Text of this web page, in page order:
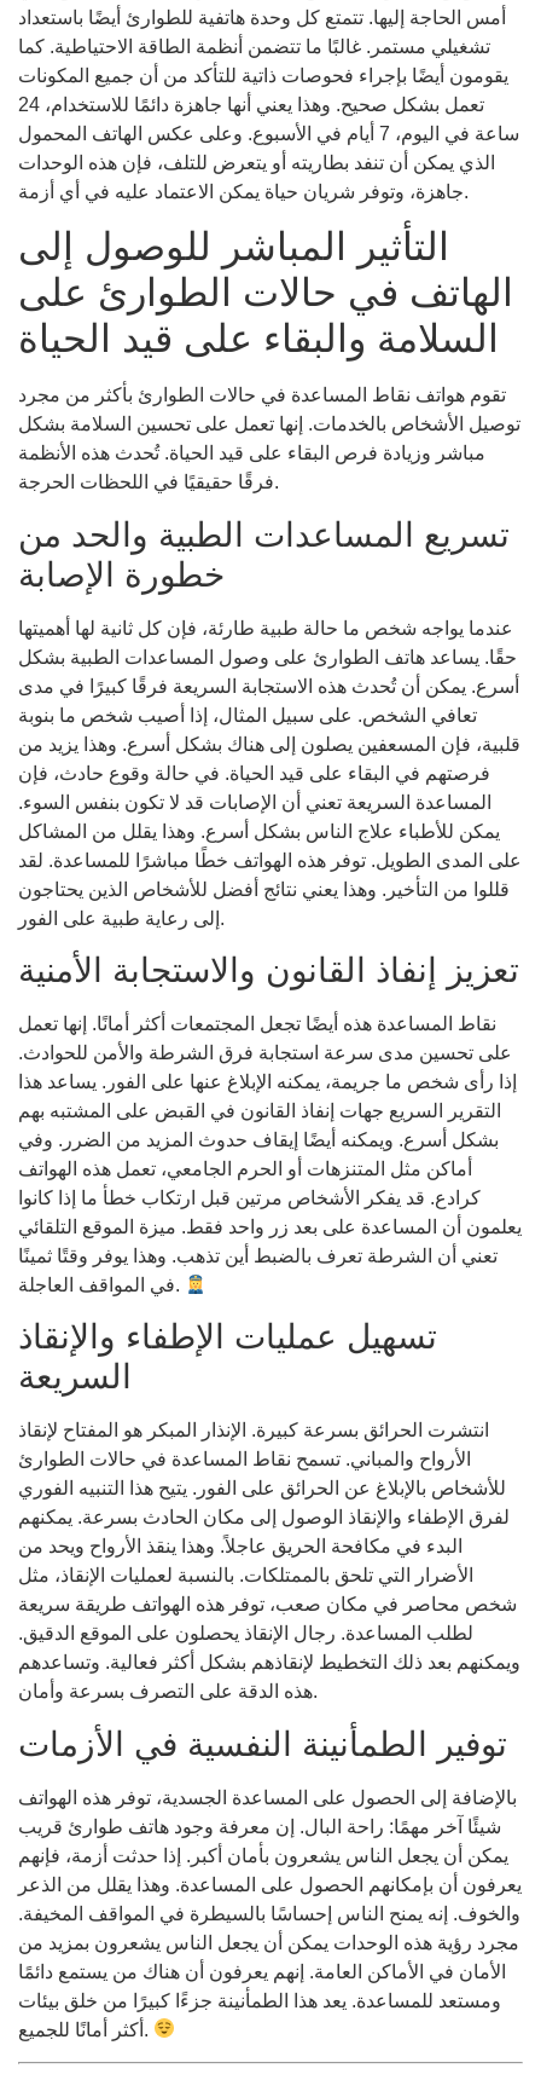
أمس الحاجة إليها. تتمتع كل وحدة هاتفية للطوارئ أيضًا باستعداد
تشغيلي مستمر. غالبًا ما تتضمن أنظمة الطاقة الاحتياطية. كما
يقومون أيضًا بإجراء فحوصات ذاتية للتأكد من أن جميع المكونات
تعمل بشكل صحيح. وهذا يعني أنها جاهزة دائمًا للاستخدام، 24
ساعة في اليوم، 7 أيام في الأسبوع. وعلى عكس الهاتف المحمول
الذي يمكن أن تنفد بطاريته أو يتعرض للتلف، فإن هذه الوحدات
جاهزة، وتوفر شريان حياة يمكن الاعتماد عليه في أي أزمة.
التأثير المباشر للوصول إلى
الهاتف في حالات الطوارئ على
السلامة والبقاء على قيد الحياة
تقوم هواتف نقاط المساعدة في حالات الطوارئ بأكثر من مجرد
توصيل الأشخاص بالخدمات. إنها تعمل على تحسين السلامة بشكل
مباشر وزيادة فرص البقاء على قيد الحياة. تُحدث هذه الأنظمة
فرقًا حقيقيًا في اللحظات الحرجة.
تسريع المساعدات الطبية والحد من
خطورة الإصابة
عندما يواجه شخص ما حالة طبية طارئة، فإن كل ثانية لها أهميتها
حقًا. يساعد هاتف الطوارئ على وصول المساعدات الطبية بشكل
أسرع. يمكن أن تُحدث هذه الاستجابة السريعة فرقًا كبيرًا في مدى
تعافي الشخص. على سبيل المثال، إذا أصيب شخص ما بنوبة
قلبية، فإن المسعفين يصلون إلى هناك بشكل أسرع. وهذا يزيد من
فرصتهم في البقاء على قيد الحياة. في حالة وقوع حادث، فإن
المساعدة السريعة تعني أن الإصابات قد لا تكون بنفس السوء.
يمكن للأطباء علاج الناس بشكل أسرع. وهذا يقلل من المشاكل
على المدى الطويل. توفر هذه الهواتف خطًا مباشرًا للمساعدة. لقد
قللوا من التأخير. وهذا يعني نتائج أفضل للأشخاص الذين يحتاجون
إلى رعاية طبية على الفور.
تعزيز إنفاذ القانون والاستجابة الأمنية
نقاط المساعدة هذه أيضًا تجعل المجتمعات أكثر أمانًا. إنها تعمل
على تحسين مدى سرعة استجابة فرق الشرطة والأمن للحوادث.
إذا رأى شخص ما جريمة، يمكنه الإبلاغ عنها على الفور. يساعد هذا
التقرير السريع جهات إنفاذ القانون في القبض على المشتبه بهم
بشكل أسرع. ويمكنه أيضًا إيقاف حدوث المزيد من الضرر. وفي
أماكن مثل المتنزهات أو الحرم الجامعي، تعمل هذه الهواتف
كرادع. قد يفكر الأشخاص مرتين قبل ارتكاب خطأ ما إذا كانوا
يعلمون أن المساعدة على بعد زر واحد فقط. ميزة الموقع التلقائي
تعني أن الشرطة تعرف بالضبط أين تذهب. وهذا يوفر وقتًا ثمينًا
في المواقف العاجلة.
تسهيل عمليات الإطفاء والإنقاذ
السريعة
انتشرت الحرائق بسرعة كبيرة. الإنذار المبكر هو المفتاح لإنقاذ
الأرواح والمباني. تسمح نقاط المساعدة في حالات الطوارئ
للأشخاص بالإبلاغ عن الحرائق على الفور. يتيح هذا التنبيه الفوري
لفرق الإطفاء والإنقاذ الوصول إلى مكان الحادث بسرعة. يمكنهم
البدء في مكافحة الحريق عاجلاً. وهذا ينقذ الأرواح ويحد من
الأضرار التي تلحق بالممتلكات. بالنسبة لعمليات الإنقاذ، مثل
شخص محاصر في مكان صعب، توفر هذه الهواتف طريقة سريعة
لطلب المساعدة. رجال الإنقاذ يحصلون على الموقع الدقيق.
ويمكنهم بعد ذلك التخطيط لإنقاذهم بشكل أكثر فعالية. وتساعدهم
هذه الدقة على التصرف بسرعة وأمان.
توفير الطمأنينة النفسية في الأزمات
بالإضافة إلى الحصول على المساعدة الجسدية، توفر هذه الهواتف
شيئًا آخر مهمًا: راحة البال. إن معرفة وجود هاتف طوارئ قريب
يمكن أن يجعل الناس يشعرون بأمان أكبر. إذا حدثت أزمة، فإنهم
يعرفون أن بإمكانهم الحصول على المساعدة. وهذا يقلل من الذعر
والخوف. إنه يمنح الناس إحساسًا بالسيطرة في المواقف المخيفة.
مجرد رؤية هذه الوحدات يمكن أن يجعل الناس يشعرون بمزيد من
الأمان في الأماكن العامة. إنهم يعرفون أن هناك من يستمع دائمًا
ومستعد للمساعدة. يعد هذا الطمأنينة جزءًا كبيرًا من خلق بيئات
أكثر أمانًا للجميع.